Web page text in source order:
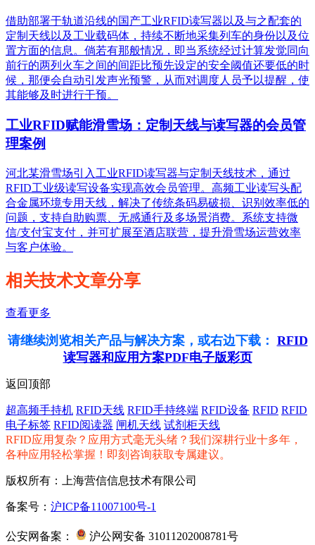
借助部署于轨道沿线的国产工业RFID读写器以及与之配套的
定制天线以及工业载码体，持续不断地采集列车的身份以及位
置方面的信息。倘若有那般情况，即当系统经过计算发觉同向
前行的两列火车之间的间距比预先设定的安全阈值还要低的时
候，那便会自动引发声光预警，从而对调度人员予以提醒，使
其能够及时进行干预。
工业RFID赋能滑雪场：定制天线与读写器的会员管
理案例
河北某滑雪场引入工业RFID读写器与定制天线技术，通过
RFID工业级读写设备实现高效会员管理。高频工业读写头配
合金属环境专用天线，解决了传统条码易破损、识别效率低的
问题，支持自助购票、无感通行及多场景消费。系统支持微
信/支付宝支付，并可扩展至酒店联营，提升滑雪场运营效率
与客户体验。
相关技术文章分享
查看更多
请继续浏览相关产品与解决方案，或右边下载： RFID
读写器和应用方案PDF电子版彩页
返回顶部
超高频手持机 RFID天线 RFID手持终端 RFID设备 RFID RFID
电子标签 RFID阅读器 闸机天线 试剂柜天线
RFID应用复杂？应用方式毫无头绪？我们深耕行业十多年，
各种应用轻松掌握！即刻咨询获取专属建议。
版权所有：上海营信信息技术有限公司
备案号： 沪ICP备11007100号-1
公安网备案： 沪公网安备 31011202008781号